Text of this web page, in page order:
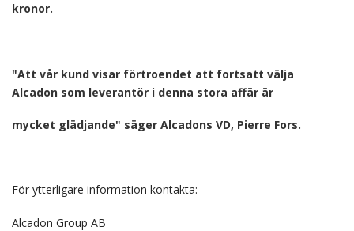
kronor.
"Att vår kund visar förtroendet att fortsatt välja
Alcadon som leverantör i denna stora affär är
mycket glädjande" säger Alcadons VD, Pierre Fors.
För ytterligare information kontakta:
Alcadon Group AB